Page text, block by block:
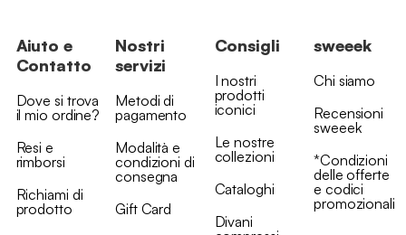
Aiuto e
Contatto
Dove si trova
il mio ordine?
Resi e
rimborsi
Richiami di
prodotto
Nostri
servizi
Metodi di
pagamento
Modalità e
condizioni di
consegna
Gift Card
Consigli
I nostri
prodotti
iconici
Le nostre
collezioni
Cataloghi
Divani
sweeek
Chi siamo
Recensioni
sweeek
*Condizioni
delle offerte
e codici
promozionali